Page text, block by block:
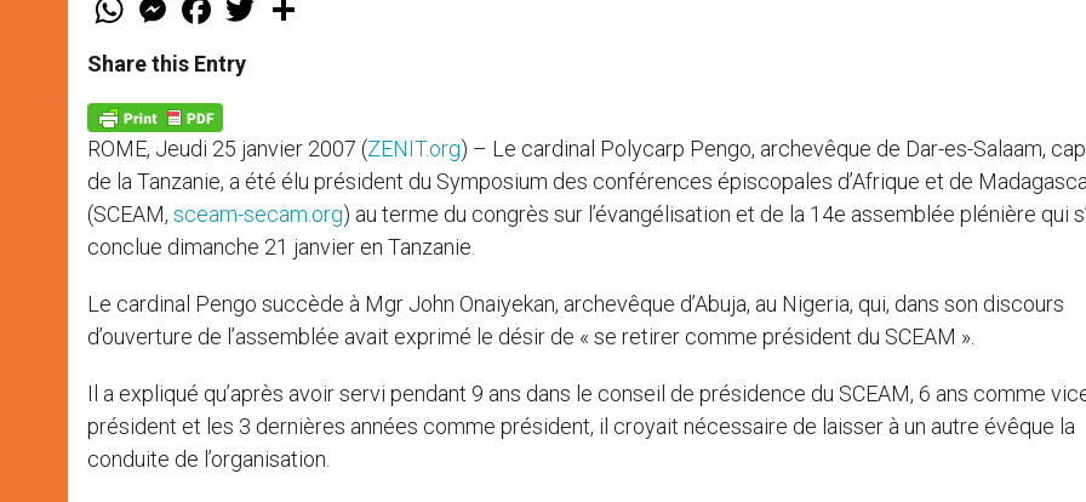
t
s
p
p
e
s
e
g
e
r
a
e
b
k
w
Share this Entry
ROME, Jeudi 25 janvier 2007 (ZENIT.org) – Le cardinal Polycarp Pengo, archevêque de Dar-es-Salaam,
de la Tanzanie, a été élu président du Symposium des conférences épiscopales d’Afrique et de
(SCEAM, sceam-secam.org) au terme du congrès sur l’évangélisation et de la 14e assemblée plénière qui
conclue dimanche 21 janvier en Tanzanie.
Le cardinal Pengo succède à Mgr John Onaiyekan, archevêque d’Abuja, au Nigeria, qui, dans son discours
d’ouverture de l’assemblée avait exprimé le désir de « se retirer comme président du SCEAM ».
Il a expliqué qu’après avoir servi pendant 9 ans dans le conseil de présidence du SCEAM, 6 ans comme
président et les 3 dernières années comme président, il croyait nécessaire de laisser à un autre évêque la
conduite de l’organisation.